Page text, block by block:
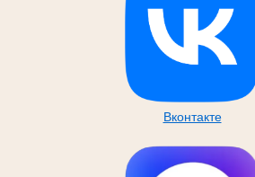
Вконтакте